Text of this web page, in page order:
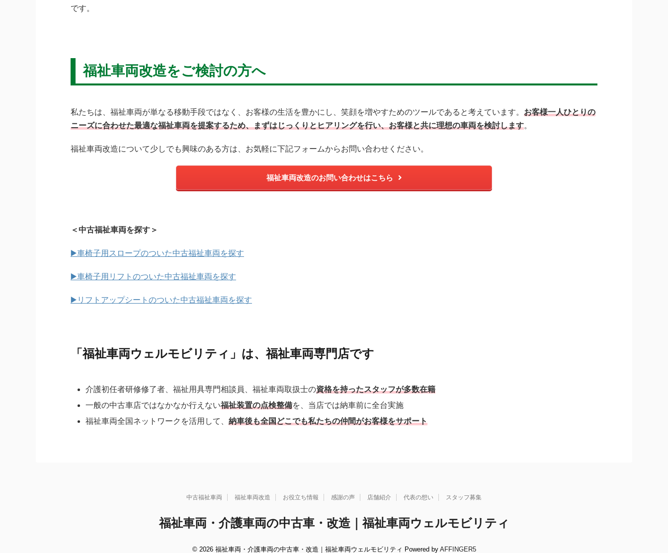
です。
福祉車両改造をご検討の方へ
私たちは、福祉車両が単なる移動手段ではなく、お客様の生活を豊かにし、笑顔を増やすためのツールであると考えています。 お客様一人ひとりの
ニーズに合わせた最適な福祉車両を提案するため、まずはじっくりとヒアリングを行い、お客様と共に理想の車両を検討します。
福祉車両改造について少しでも興味のある方は、お気軽に下記フォームからお問い合わせください。
福祉車両改造のお問い合わせはこちら
＜中古福祉車両を探す＞
▶️車椅子用スロープのついた中古福祉車両を探す
▶️車椅子用リフトのついた中古福祉車両を探す
▶️リフトアップシートのついた中古福祉車両を探す
「福祉車両ウェルモビリティ」は、福祉車両専門店です
介護初任者研修修了者、福祉用具専門相談員、福祉車両取扱士の資格を持ったスタッフが多数在籍
一般の中古車店ではなかなか行えない福祉装置の点検整備を、当店では納車前に全台実施
福祉車両全国ネットワークを活用して、 納車後も全国どこでも私たちの仲間がお客様をサポート
中古福祉車両 福祉車両改造 お役立ち情報 感謝の声 店舗紹介 代表の想い スタッフ募集
福祉車両・介護車両の中古車・改造｜福祉車両ウェルモビリティ
© 2026 福祉車両・介護車両の中古車・改造｜福祉車両ウェルモビリティ Powered by AFFINGER5